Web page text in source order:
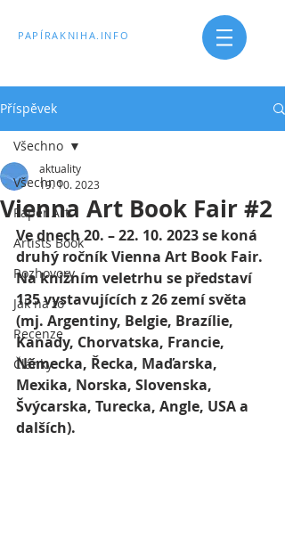
PAPÍRAKNIHA.INFO
Příspěvek
Všechno
Paper Art
Artists Book
Rozhovory
Jak na to
Recenze
Články
Všechno
Vienna Art Book Fair #2
aktuality
19. 10. 2023
Ve dnech 20. – 22. 10. 2023 se koná
druhý ročník Vienna Art Book Fair.
Na knižním veletrhu se představí
135 vystavujících z 26 zemí světa
(mj. Argentiny, Belgie, Brazílie,
Kanady, Chorvatska, Francie,
Německa, Řecka, Maďarska,
Mexika, Norska, Slovenska,
Švýcarska, Turecka, Angle, USA a
dalších).